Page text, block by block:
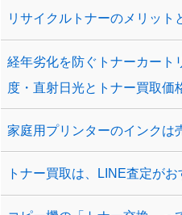
リサイクルトナーのメリット
経年劣化を防ぐトナーカート
度・直射日光とトナー買取価
家庭用プリンターのインクは
トナー買取は、LINE査定がお